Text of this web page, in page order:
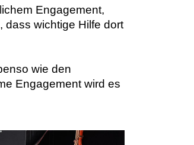
Engagement,
dass wichtige Hilfe dort
wie den
Engagement wird es